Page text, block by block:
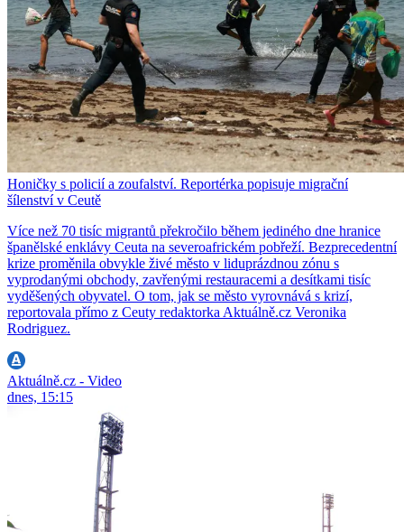
Honičky s policií a zoufalství. Reportérka popisuje migrační
šílenství v Ceutě
Více než 70 tisíc migrantů překročilo během jediného dne hranice
španělské enklávy Ceuta na severoafrickém pobřeží. Bezprecedentní
krize proměnila obvykle živé město v liduprázdnou zónu s
vyprodanými obchody, zavřenými restauracemi a desítkami tisíc
vyděšených obyvatel. O tom, jak se město vyrovnává s krizí,
reportovala přímo z Ceuty redaktorka Aktuálně.cz Veronika
Rodriguez.
Aktuálně.cz - Video
dnes, 15:15